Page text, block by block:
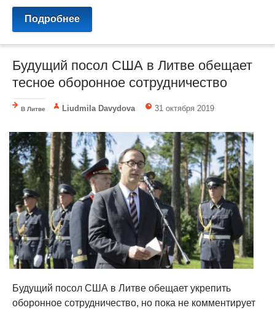
Подробнее
Будущий посол США в Литве обещает
тесное оборонное сотрудничество
В Литве Liudmila Davydova 31 октября 2019
Будущий посол США в Литве обещает укрепить
оборонное сотрудничество, но пока не комментирует